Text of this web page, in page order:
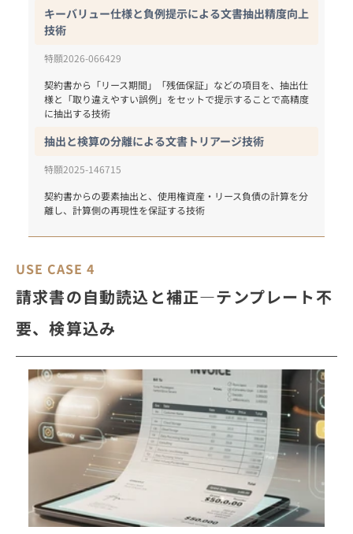
キーバリュー仕様と負例提示による文書抽出精度向上
技術
特願2026-066429
契約書から「リース期間」「残価保証」などの項目を、抽出仕
様と「取り違えやすい誤例」をセットで提示することで高精度
に抽出する技術
抽出と検算の分離による文書トリアージ技術
特願2025-146715
契約書からの要素抽出と、使用権資産・リース負債の計算を分
離し、計算側の再現性を保証する技術
USE CASE 4
請求書の自動読込と補正―テンプレート不
要、検算込み